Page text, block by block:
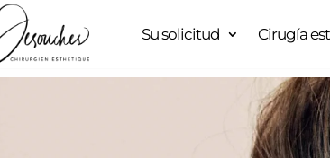
Su solicitud Cirugía